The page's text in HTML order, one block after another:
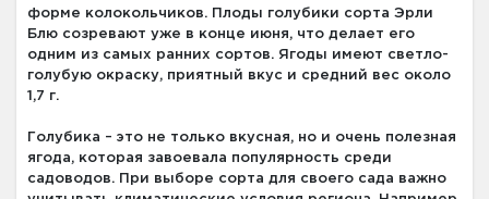
форме колокольчиков. Плоды голубики сорта Эрли
Блю созревают уже в конце июня, что делает его
одним из самых ранних сортов. Ягоды имеют светло-
голубую окраску, приятный вкус и средний вес около
1,7 г.
Голубика – это не только вкусная, но и очень полезная
ягода, которая завоевала популярность среди
садоводов. При выборе сорта для своего сада важно